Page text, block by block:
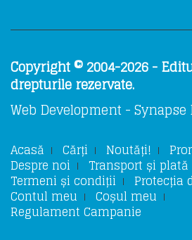
Copyright © 2004-2026 -
drepturile rezervate.
Web Development - Synapse
Acasă Cărți Noutăți!
Despre noi Transport și plată
Termeni și condiții Protecția
Contul meu Coșul meu
Regulament Campanie